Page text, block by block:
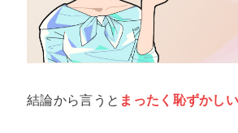
結論から言うと まったく恥ずかし